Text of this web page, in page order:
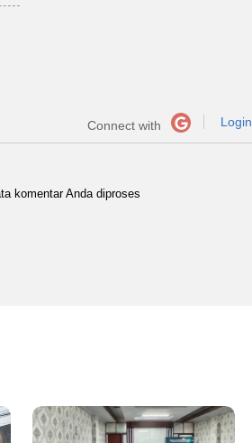
Connect with Login
komentar Anda diproses